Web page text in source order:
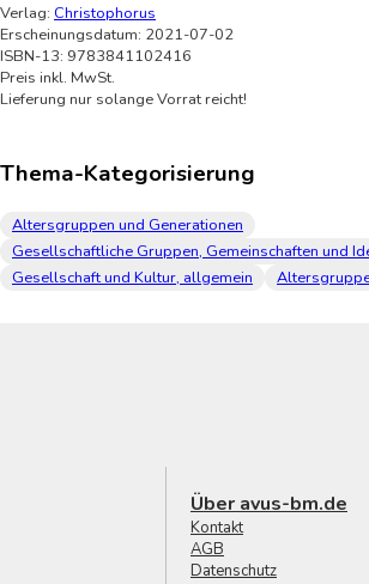
Verlag: Christophorus
Erscheinungsdatum: 2021-07-02
ISBN-13: 9783841102416
Preis inkl. MwSt.
Lieferung nur solange Vorrat reicht!
Thema-Kategorisierung
Altersgruppen und Generationen
Gesellschaftliche Gruppen, Gemeinschaften und
Gesellschaft und Kultur, allgemein
Über avus-bm.de
Kontakt
AGB
Datenschutz